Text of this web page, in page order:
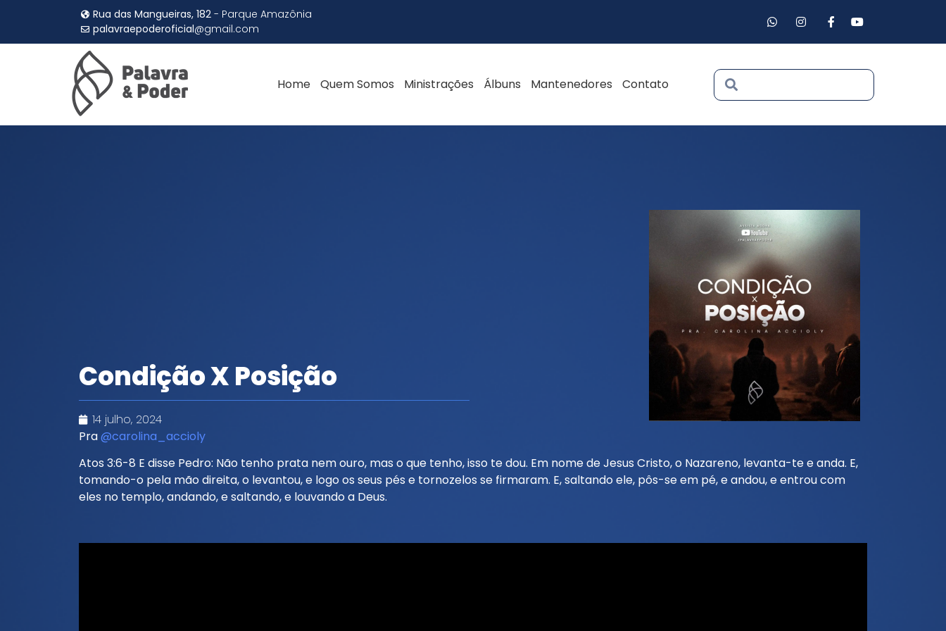
Rua das Mangueiras, 182 - Parque Amazônia
palavraepoderoficial@gmail.com
Home Quem Somos Ministrações Álbuns Mantenedores Contato
Condição X Posição
14 julho, 2024
Pra@carolina_accioly
Atos 3:6-8 E disse Pedro: Não tenho prata nem ouro, mas o que tenho, isso te dou. Em nome de Jesus Cristo, o Nazareno, levanta-te e anda. E,
tomando-o pela mão direita, o levantou, e logo os seus pés e tornozelos se firmaram. E, saltando ele, pôs-se em pé, e andou, e entrou com
eles no templo, andando, e saltando, e louvando a Deus.